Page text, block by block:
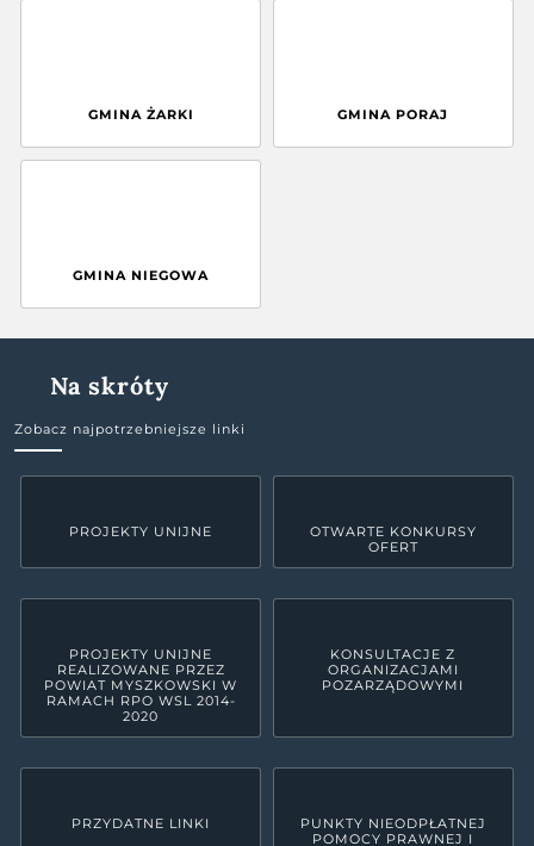
GMINA ŻARKI GMINA PORAJ
GMINA NIEGOWA
Na skróty
Zobacz najpotrzebniejsze linki
PROJEKTY UNIJNE
OTWARTE KONKURSY
OFERT
PROJEKTY UNIJNE
REALIZOWANE PRZEZ
POWIAT MYSZKOWSKI W
RAMACH RPO WSL 2014-
2020
KONSULTACJE Z
ORGANIZACJAMI
POZARZĄDOWYMI
PRZYDATNE LINKI
PUNKTY NIEODPŁATNEJ
POMOCY PRAWNEJ I